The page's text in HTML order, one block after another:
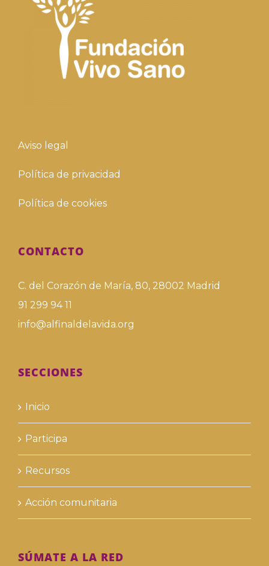
Aviso legal
Política de privacidad
Política de cookies
CONTACTO
C. del Corazón de María, 80, 28002 Madrid
91 299 94 11
info@alfinaldelavida.org
SECCIONES
Inicio
Participa
Recursos
Acción comunitaria
SÚMATE A LA RED